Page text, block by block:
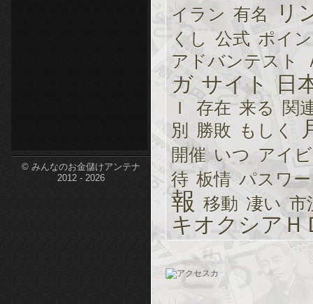
etc-
© みんなのお金儲けアンテナ
2012 - 2026
イラン 有名 リ
くし 公式 ポイ
アドバンテスト
ガ サイト 日
Ｉ 存在 来る 関
別
勝敗 もしく
開催 いつ アイ
待 板情 パスワ
報 移動 凄い 市
キオクシアＨ